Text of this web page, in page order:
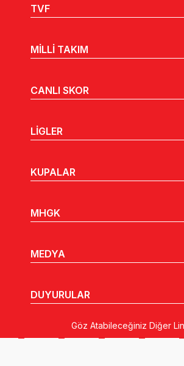
TVF
MİLLİ TAKIM
CANLI SKOR
LİGLER
KUPALAR
MHGK
MEDYA
DUYURULAR
Göz Atabileceğiniz Diğer